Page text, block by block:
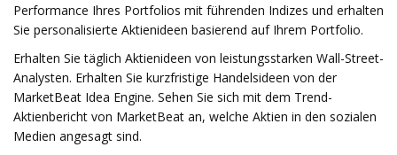
Performance Ihres Portfolios mit führenden Indizes und erhalten
Sie personalisierte Aktienideen basierend auf Ihrem Portfolio.
Erhalten Sie täglich Aktienideen von leistungsstarken Wall-Street-
Analysten. Erhalten Sie kurzfristige Handelsideen von der
MarketBeat Idea Engine. Sehen Sie sich mit dem Trend-
Aktienbericht von MarketBeat an, welche Aktien in den sozialen
Medien angesagt sind.